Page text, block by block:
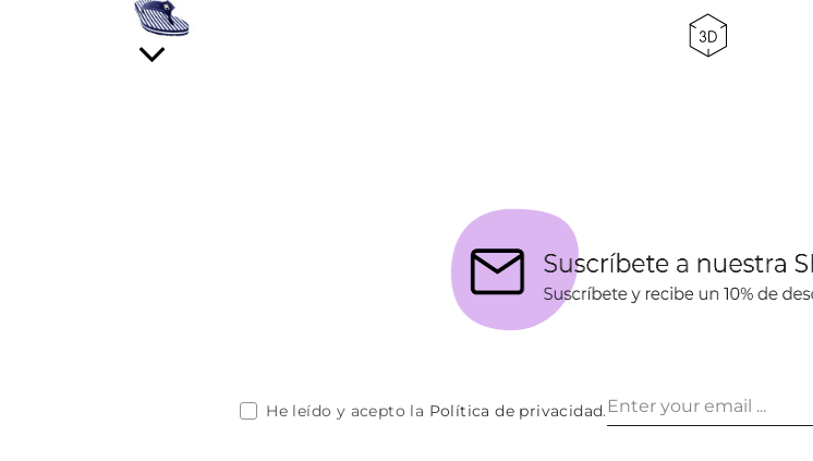
He leído y acepto la Política de privacidad.